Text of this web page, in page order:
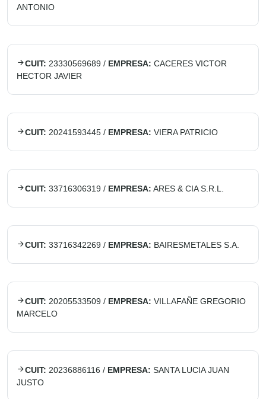
ANTONIO
CUIT: 23330569689 / EMPRESA: CACERES VICTOR
HECTOR JAVIER
CUIT: 20241593445 / EMPRESA: VIERA PATRICIO
CUIT: 33716306319 / EMPRESA: ARES & CIA S.R.L.
CUIT: 33716342269 / EMPRESA: BAIRESMETALES S.A.
CUIT: 20205533509 / EMPRESA: VILLAFAÑE GREGORIO
MARCELO
CUIT: 20236886116 / EMPRESA: SANTA LUCIA JUAN
JUSTO